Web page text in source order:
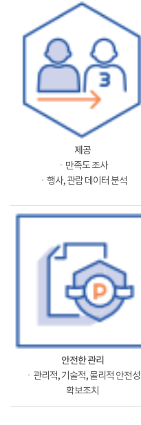
제공
ㆍ만족도 조사
ㆍ행사, 관람 데이터 분석
안전한 관리
ㆍ관리적, 기술적, 물리적 안전성
확보조치